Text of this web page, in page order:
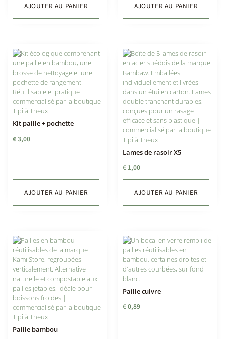
AJOUTER AU PANIER AJOUTER AU PANIER
Kit paille + pochette
€3,00
AJOUTER AU PANIER
Lames de rasoir X5
€ 1,00
AJOUTER AU PANIER
Paille bambou
Paille cuivre
€0,89